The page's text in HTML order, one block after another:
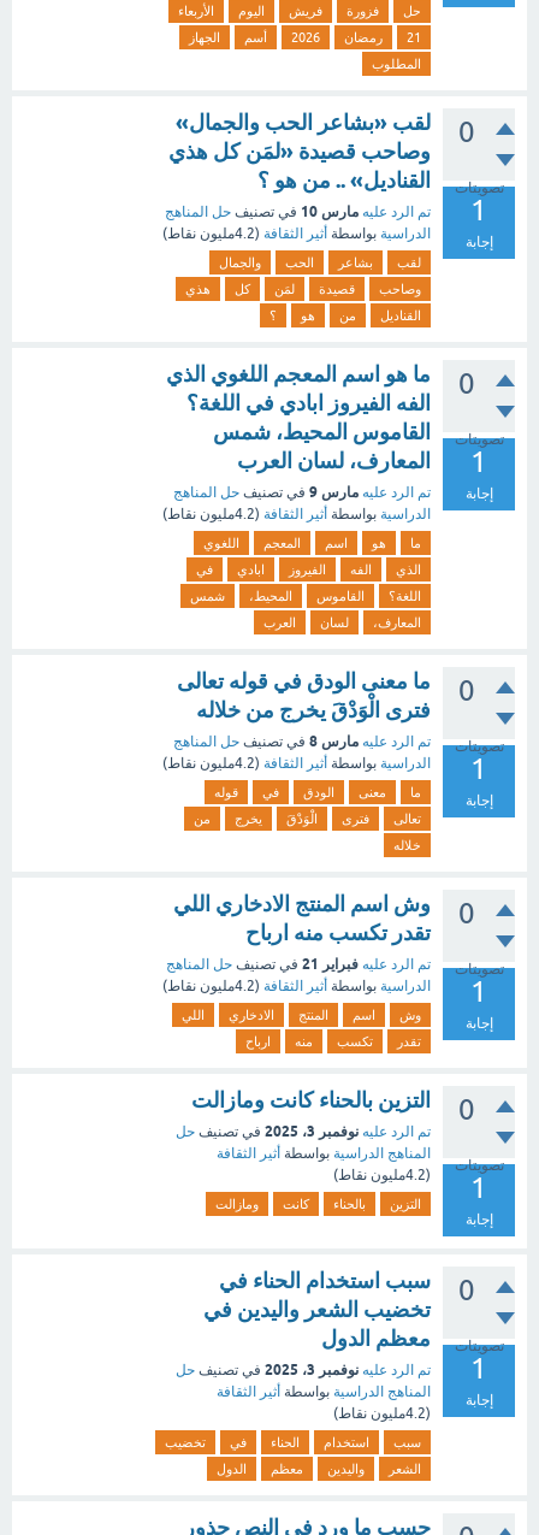
حل فزورة فريش اليوم
الأربعاء
21
رمضان 2026 أسم
الجهاز
المطلوب
0
تصويتات
1
إجابة
لقب «بشاعر الحب والجمال»
وصاحب قصيدة «لمَن كل هذي
القناديل» .. من هو ؟
تم الرد عليه مارس 10 في تصنيف حل المناهج
الدراسية بواسطة أثير الثقافة (4.2مليون نقاط)
لقب بشاعر الحب
والجمال
وصاحب
قصيدة لمَن كل
هذي
القناديل
من هو ؟
0
تصويتات
1
إجابة
ما هو اسم المعجم اللغوي الذي
الفه الفيروز ابادي في اللغة؟
القاموس المحيط، شمس
المعارف، لسان العرب
تم الرد عليه مارس 9 في تصنيف حل المناهج
الدراسية بواسطة أثير الثقافة (4.2مليون نقاط)
ما هو اسم المعجم
اللغوي
الذي
الفه الفيروز ابادي
في
اللغة؟
القاموس المحيط،
شمس
المعارف،
لسان العرب
0
تصويتات
1
إجابة
ما معنى الودق في قوله تعالى
فترى الْوَدْقَ يخرج من خلاله
تم الرد عليه مارس 8 في تصنيف حل المناهج
الدراسية بواسطة أثير الثقافة (4.2مليون نقاط)
ما معنى الودق في
قوله
تعالى
فترى الْوَدْقَ يخرج
من
خلاله
0
تصويتات
1
إجابة
وش اسم المنتج الادخاري اللي
تقدر تكسب منه ارباح
تم الرد عليه فبراير 21 في تصنيف حل المناهج
الدراسية بواسطة أثير الثقافة (4.2مليون نقاط)
وش اسم المنتج الادخاري
اللي
تقدر
تكسب منه ارباح
0
تصويتات
1
إجابة
التزين بالحناء كانت ومازالت
تم الرد عليه نوفمبر 3، 2025 في تصنيف حل
المناهج الدراسية بواسطة أثير الثقافة
(4.2مليون نقاط)
التزين بالحناء كانت ومازالت
0
تصويتات
1
إجابة
سبب استخدام الحناء في
تخضيب الشعر واليدين في
معظم الدول
تم الرد عليه نوفمبر 3، 2025 في تصنيف حل
المناهج الدراسية بواسطة أثير الثقافة
(4.2مليون نقاط)
سبب استخدام الحناء في
تخضيب
الشعر
واليدين معظم الدول
حسب ما ورد في النص جذور